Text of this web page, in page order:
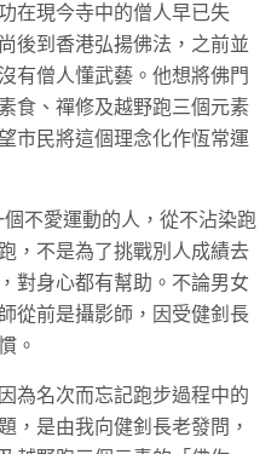
在現今寺中的僧人早已失
後到香港弘揚佛法，之前並
有僧人懂武藝。他想將佛門
食、禪修及越野跑三個元素
市民將這個理念化作恆常運
不愛運動的人，從不沾染跑
，不是為了挑戰別人成績去
對身心都有幫助。不論男女
從前是攝影師，因受健釗長
。
為名次而忘記跑步過程中的
，是由我向健釗長老發問，